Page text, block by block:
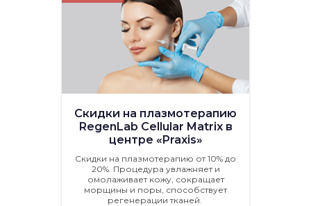
Скидки на плазмотерапию
RegenLab Cellular Matrix в
центре «Praxis»
Скидки на плазмотерапию от 10% до
20%. Процедура увлажняет и
омолаживает кожу, сокращает
морщины и поры, способствует
регенерации тканей.